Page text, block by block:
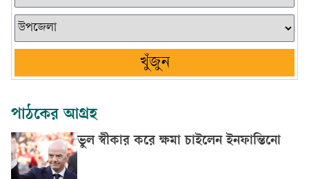
খুঁজুন
পাঠকের আগ্রহ
ভুল স্বীকার করে ক্ষমা চাইলেন ইনফান্তিনো